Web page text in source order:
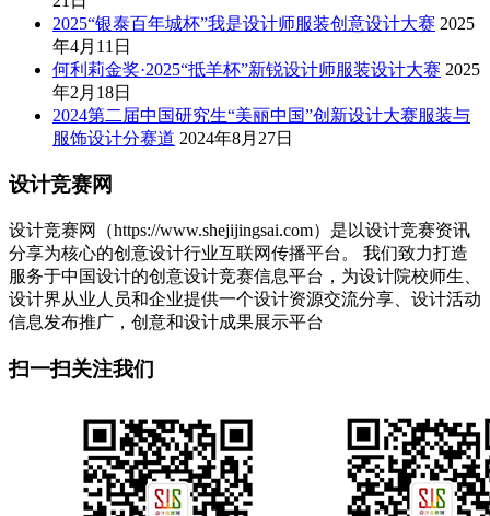
2025“银泰百年城杯”我是设计师服装创意设计大赛 2025
年4月11日
何利莉金奖·2025“抵羊杯”新锐设计师服装设计大赛 2025
年2月18日
2024第二届中国研究生“美丽中国”创新设计大赛服装与
服饰设计分赛道 2024年8月27日
设计竞赛网
设计竞赛网（https://www.shejijingsai.com）是以设计竞赛资讯
分享为核心的创意设计行业互联网传播平台。 我们致力打造
服务于中国设计的创意设计竞赛信息平台，为设计院校师生、
设计界从业人员和企业提供一个设计资源交流分享、设计活动
信息发布推广，创意和设计成果展示平台
扫一扫关注我们